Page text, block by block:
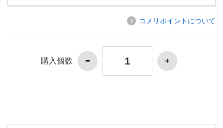
コメリポイントについて
購入個数